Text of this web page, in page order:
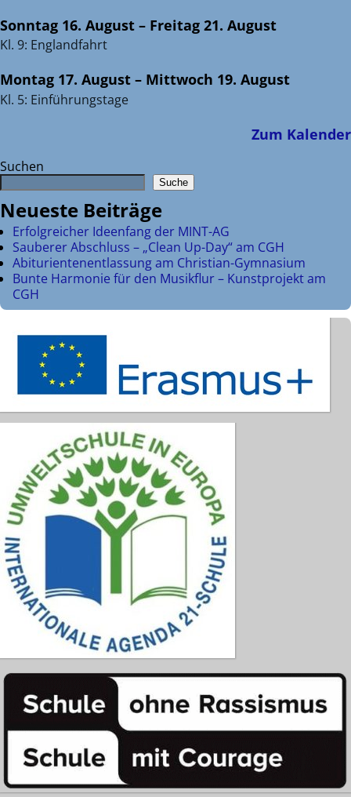
Sonntag 16. August – Freitag 21. August
Kl. 9: Englandfahrt
Montag 17. August – Mittwoch 19. August
Kl. 5: Einführungstage
Zum Kalender
Suchen
Suche
Neueste Beiträge
Erfolgreicher Ideenfang der MINT-AG
Sauberer Abschluss – „Clean Up-Day“ am CGH
Abiturientenentlassung am Christian-Gymnasium
Bunte Harmonie für den Musikflur – Kunstprojekt am
CGH